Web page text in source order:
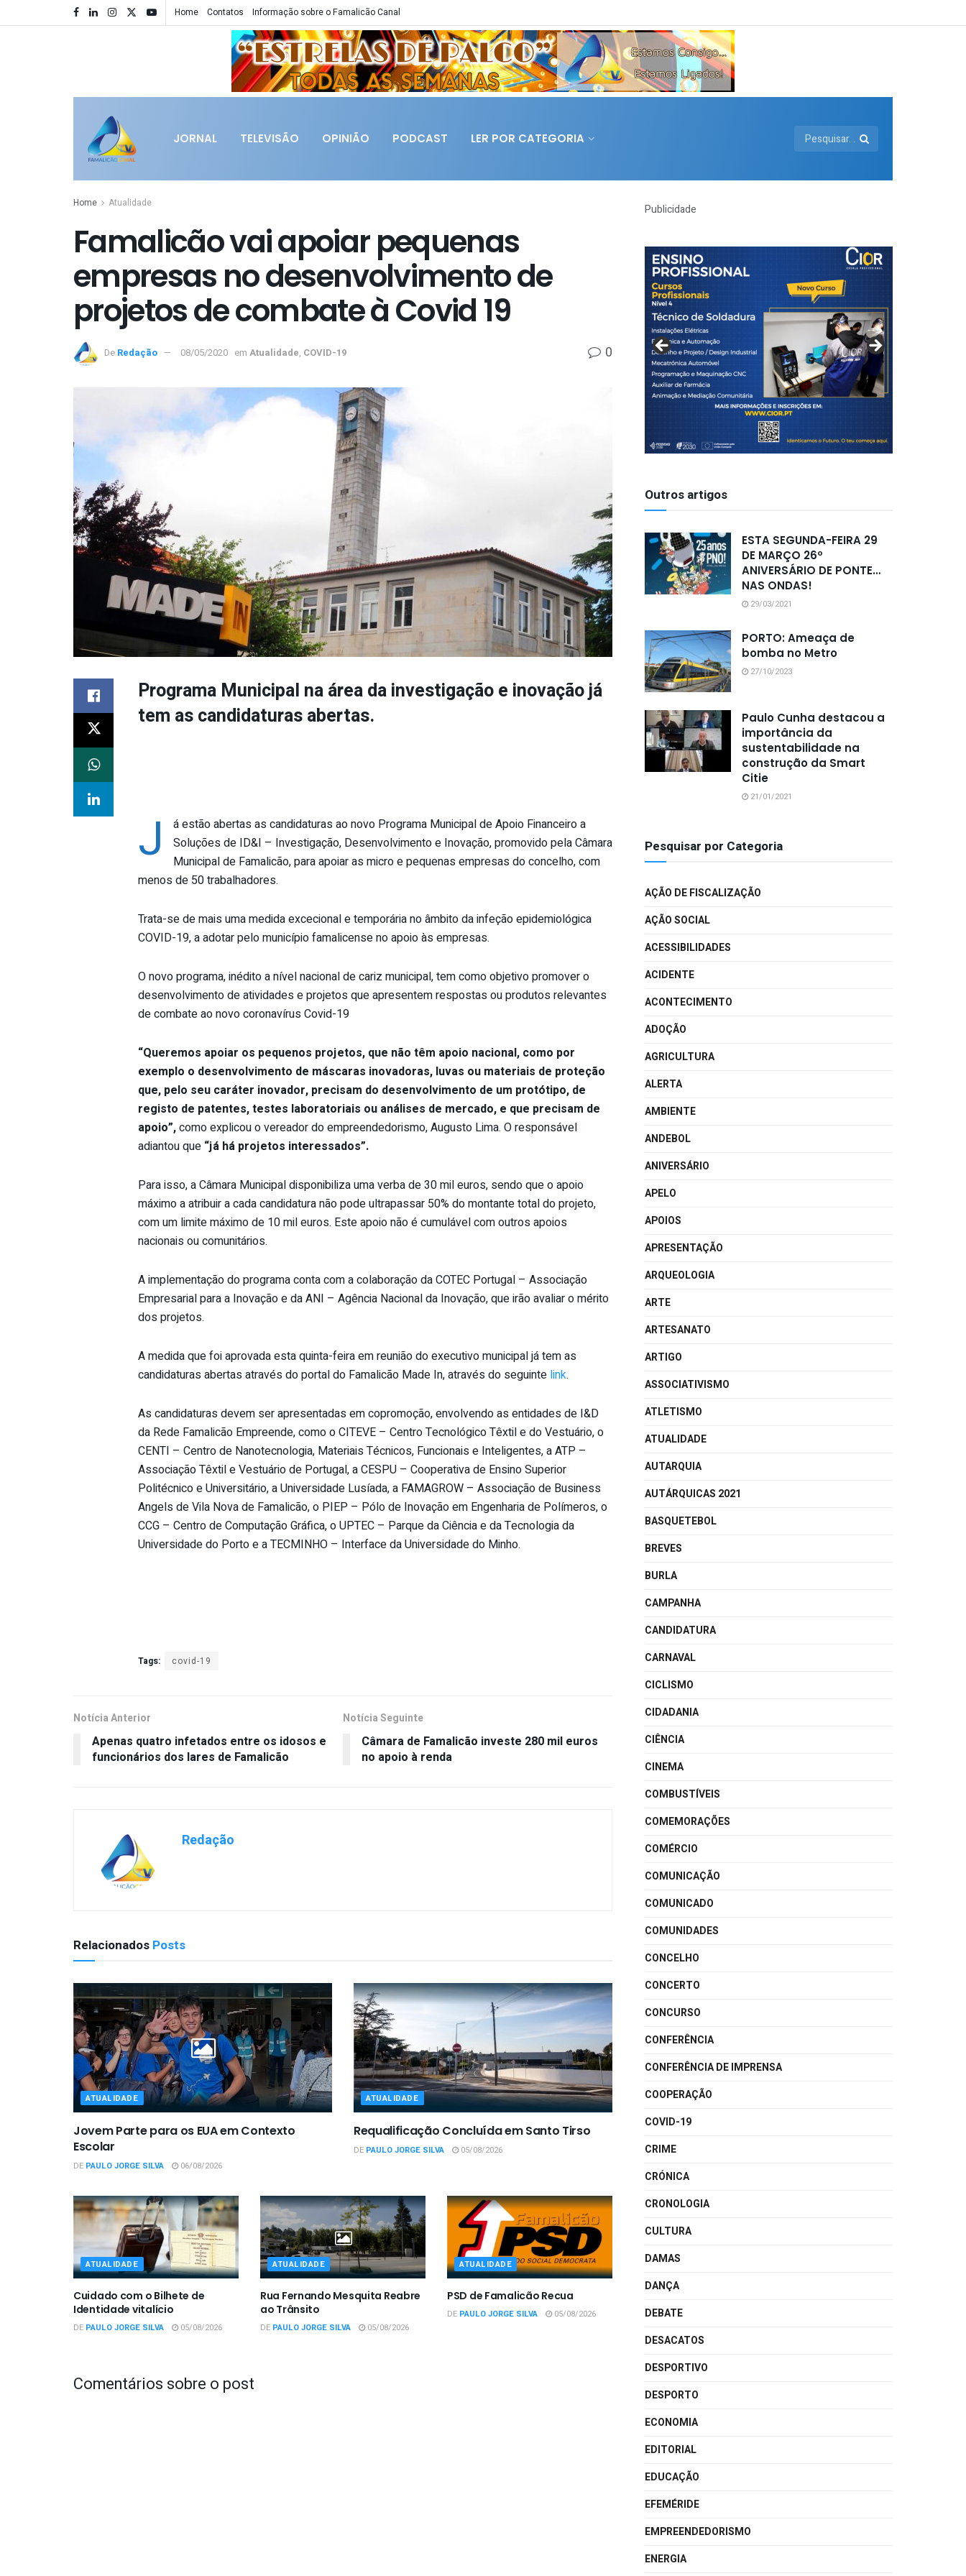
Home Contatos Informação sobre o Famalicão Canal
JORNAL TELEVISÃO OPINIÃO PODCAST LER POR CATEGORIA
Home Atualidade
Famalicão vai apoiar pequenas
empresas no desenvolvimento de
projetos de combate à Covid 19
De Redação 08/05/2020 em Atualidade, COVID-19 0
Programa Municipal na área da investigação e inovação já
tem as candidaturas abertas.
J
á estão abertas as candidaturas ao novo Programa Municipal de Apoio Financeiro a
Soluções de ID&I – Investigação, Desenvolvimento e Inovação, promovido pela Câmara
Municipal de Famalicão, para apoiar as micro e pequenas empresas do concelho, com
menos de 50 trabalhadores.
Trata-se de mais uma medida excecional e temporária no âmbito da infeção epidemiológica
COVID-19, a adotar pelo município famalicense no apoio às empresas.
O novo programa, inédito a nível nacional de cariz municipal, tem como objetivo promover o
desenvolvimento de atividades e projetos que apresentem respostas ou produtos relevantes
de combate ao novo coronavírus Covid-19
“Queremos apoiar os pequenos projetos, que não têm apoio nacional, como por
exemplo o desenvolvimento de máscaras inovadoras, luvas ou materiais de proteção
que, pelo seu caráter inovador, precisam do desenvolvimento de um protótipo, de
registo de patentes, testes laboratoriais ou análises de mercado, e que precisam de
apoio”,como explicou o vereador do empreendedorismo, Augusto Lima. O responsável
adiantou que “já há projetos interessados”.
Para isso, a Câmara Municipal disponibiliza uma verba de 30 mil euros, sendo que o apoio
máximo a atribuir a cada candidatura não pode ultrapassar 50% do montante total do projeto,
com um limite máximo de 10 mil euros. Este apoio não é cumulável com outros apoios
nacionais ou comunitários.
A implementação do programa conta com a colaboração da COTEC Portugal – Associação
Empresarial para a Inovação e da ANI – Agência Nacional da Inovação, que irão avaliar o mérito
dos projetos.
A medida que foi aprovada esta quinta-feira em reunião do executivo municipal já tem as
candidaturas abertas através do portal do Famalicão Made In, através do seguinte link.
As candidaturas devem ser apresentadas em copromoção, envolvendo as entidades de I&D
da Rede Famalicão Empreende, como o CITEVE – Centro Tecnológico Têxtil e do Vestuário, o
CENTI – Centro de Nanotecnologia, Materiais Técnicos, Funcionais e Inteligentes, a ATP –
Associação Têxtil e Vestuário de Portugal, a CESPU – Cooperativa de Ensino Superior
Politécnico e Universitário, a Universidade Lusíada, a FAMAGROW – Associação de Business
Angels de Vila Nova de Famalicão, o PIEP – Pólo de Inovação em Engenharia de Polímeros, o
CCG – Centro de Computação Gráfica, o UPTEC – Parque da Ciência e da Tecnologia da
Universidade do Porto e a TECMINHO – Interface da Universidade do Minho.
Tags: covid-19
Notícia Anterior
Apenas quatro infetados entre os idosos e
funcionários dos lares de Famalicão
Notícia Seguinte
Câmara de Famalicão investe 280 mil euros
no apoio à renda
Redação
Relacionados Posts
ATUALIDADE
Jovem Parte para os EUA em Contexto
Escolar
DE PAULO JORGE SILVA 06/08/2026
ATUALIDADE
Requalificação Concluída em Santo Tirso
DE PAULO JORGE SILVA 05/08/2026
ATUALIDADE
Cuidado com o Bilhete de
Identidade vitalício
DE PAULO JORGE SILVA 05/08/2026
ATUALIDADE
Rua Fernando Mesquita Reabre
ao Trânsito
DE PAULO JORGE SILVA 05/08/2026
ATUALIDADE
PSD de Famalicão Recua
DE PAULO JORGE SILVA 05/08/2026
Comentários sobre o post
Publicidade
Outros artigos
ESTA SEGUNDA-FEIRA 29
DE MARÇO 26º
ANIVERSÁRIO DE PONTE…
NAS ONDAS!
29/03/2021
PORTO: Ameaça de
bomba no Metro
27/10/2023
Paulo Cunha destacou a
importância da
sustentabilidade na
construção da Smart
Citie
21/01/2021
Pesquisar por Categoria
AÇÃO DE FISCALIZAÇÃO
AÇÃO SOCIAL
ACESSIBILIDADES
ACIDENTE
ACONTECIMENTO
ADOÇÃO
AGRICULTURA
ALERTA
AMBIENTE
ANDEBOL
ANIVERSÁRIO
APELO
APOIOS
APRESENTAÇÃO
ARQUEOLOGIA
ARTE
ARTESANATO
ARTIGO
ASSOCIATIVISMO
ATLETISMO
ATUALIDADE
AUTARQUIA
AUTÁRQUICAS 2021
BASQUETEBOL
BREVES
BURLA
CAMPANHA
CANDIDATURA
CARNAVAL
CICLISMO
CIDADANIA
CIÊNCIA
CINEMA
COMBUSTÍVEIS
COMEMORAÇÕES
COMÉRCIO
COMUNICAÇÃO
COMUNICADO
COMUNIDADES
CONCELHO
CONCERTO
CONCURSO
CONFERÊNCIA
CONFERÊNCIA DE IMPRENSA
COOPERAÇÃO
COVID-19
CRIME
CRÓNICA
CRONOLOGIA
CULTURA
DAMAS
DANÇA
DEBATE
DESACATOS
DESPORTIVO
DESPORTO
ECONOMIA
EDITORIAL
EDUCAÇÃO
EFEMÉRIDE
EMPREENDEDORISMO
ENERGIA